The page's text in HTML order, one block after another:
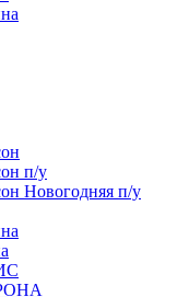
п/у
Новогодняя п/у